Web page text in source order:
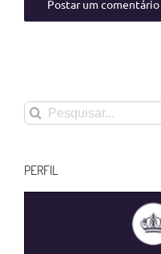
Buscar
resultados
PERFIL